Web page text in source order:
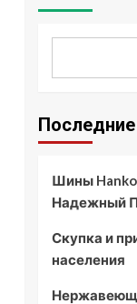
Шины
Надежный
Скупка и
населения